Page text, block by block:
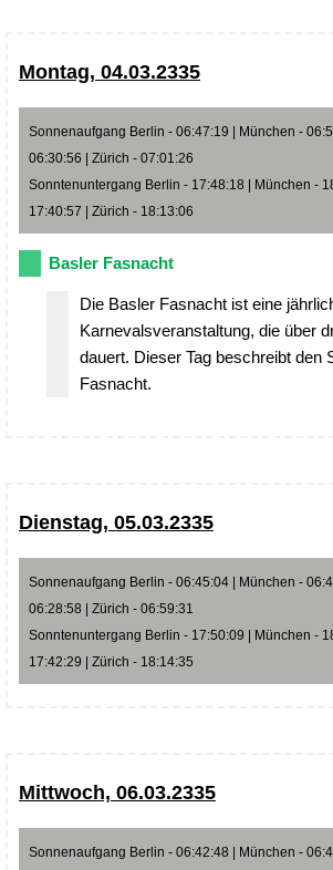
Montag, 04.03.2335
Sonnenaufgang Berlin - 06:47:19 | München -
06:30:56 | Zürich - 07:01:26
Sonntenuntergang Berlin - 17:48:18 | München -
17:40:57 | Zürich - 18:13:06
Basler Fasnacht
Die Basler Fasnacht ist eine
Karnevalsveranstaltung, die über
dauert. Dieser Tag beschreibt den
Fasnacht.
Dienstag, 05.03.2335
Sonnenaufgang Berlin - 06:45:04 | München -
06:28:58 | Zürich - 06:59:31
Sonntenuntergang Berlin - 17:50:09 | München -
17:42:29 | Zürich - 18:14:35
Mittwoch, 06.03.2335
Sonnenaufgang Berlin - 06:42:48 | München -